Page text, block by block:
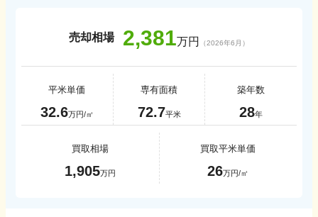
売却相場 2,381万円 （2026年6月 ）
平米単価
32.6万円/㎡
専有面積
72.7平米
築年数
28年
買取相場
1,905万円
買取平米単価
26万円/㎡